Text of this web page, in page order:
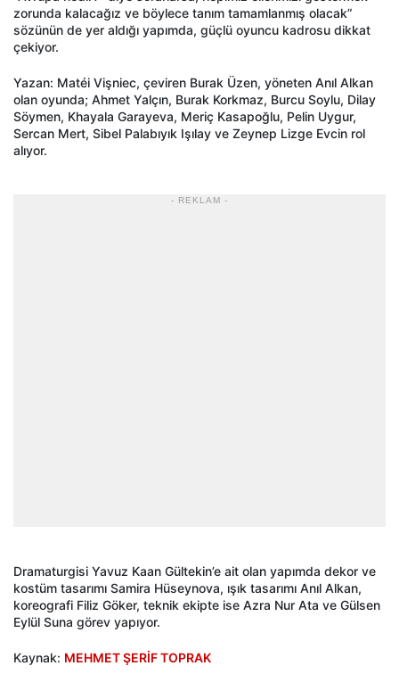
zorunda kalacağız ve böylece tanım tamamlanmış olacak”
sözünün de yer aldığı yapımda, güçlü oyuncu kadrosu dikkat
çekiyor.
Yazan: Matéi Vişniec, çeviren Burak Üzen, yöneten Anıl Alkan
olan oyunda; Ahmet Yalçın, Burak Korkmaz, Burcu Soylu, Dilay
Söymen, Khayala Garayeva, Meriç Kasapoğlu, Pelin Uygur,
Sercan Mert, Sibel Palabıyık Işılay ve Zeynep Lizge Evcin rol
alıyor.
- REKLAM -
Dramaturgisi Yavuz Kaan Gültekin’e ait olan yapımda dekor ve
kostüm tasarımı Samira Hüseynova, ışık tasarımı Anıl Alkan,
koreografi Filiz Göker, teknik ekipte ise Azra Nur Ata ve Gülsen
Eylül Suna görev yapıyor.
Kaynak: MEHMET ŞERİF TOPRAK